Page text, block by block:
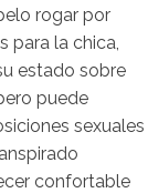
rogar por
para la chica,
estado sobre
puede
sexuales
confortable